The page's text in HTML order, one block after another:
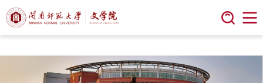
今年会 | 官方网站